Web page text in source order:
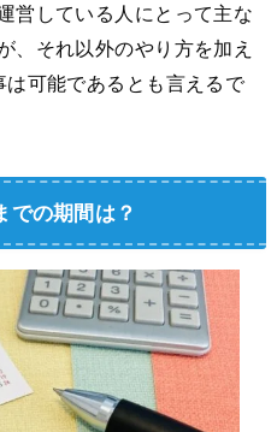
営している人にとって主な
、それ以外のやり方を加え
可能であるとも言えるで
での期間は？